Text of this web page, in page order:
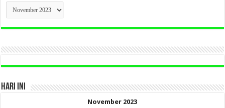
CLICK
BERITA
LAMA
DI
HARI INI
November 2023